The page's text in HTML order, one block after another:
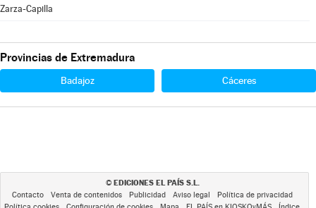
Zarza-Capilla
Provincias de Extremadura
Badajoz Cáceres
© EDICIONES EL PAÍS S.L.
Contacto Venta de contenidos Publicidad Aviso legal
Política de privacidad